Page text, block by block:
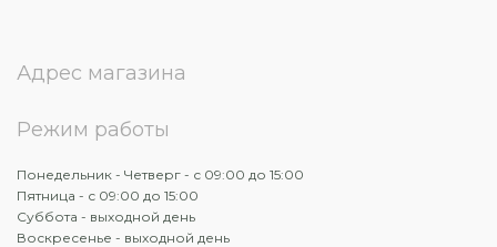
Адрес магазина
Режим работы
Понедельник - Четверг - с 09:00 до 15:00
Пятница - с 09:00 до 15:00
Суббота - выходной день
Воскресенье - выходной день